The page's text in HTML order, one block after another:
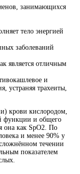
занимающихся
тело энергией
заболеваний
является отличным
и
устраняя трахеиты,
крови кислородом,
функции и общего
она как SpO2. По
и менее 90% у
течении
показателем